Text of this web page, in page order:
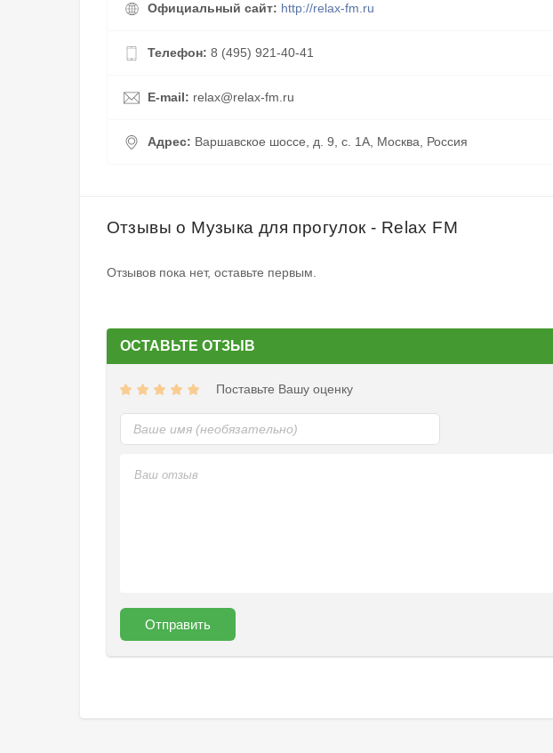
Официальный сайт: http://relax-fm.ru
Телефон: 8 (495) 921-40-41
E-mail: relax@relax-fm.ru
Адрес: Варшавское шоссе, д. 9, с. 1А, Москва, Россия
Отзывы о Музыка для прогулок - Relax FM
Отзывов пока нет, оставьте первым.
ОСТАВЬТЕ ОТЗЫВ
Поставьте Вашу оценку
Отправить